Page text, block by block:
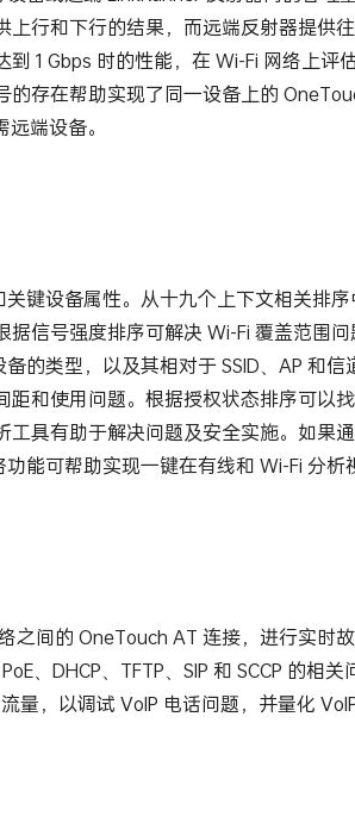
上行和下行的结果，而远端反射器提供
到 1 Gbps 时的性能，在 Wi-Fi 网络上评
的存在帮助实现了同一设备上的
端设备。
关键设备属性。从十九个上下文相关排
据信号强度排序可解决 Wi-Fi 覆盖范围
的类型，以及其相对于 SSID、AP 和
距和使用问题。根据授权状态排序可以
工具有助于解决问题及安全实施。如果
功能可帮助实现一键在有线和 Wi-Fi 分析
之间的 OneTouch AT 连接，进行实时
、DHCP、TFTP、SIP 和 SCCP 的相
流量，以调试 VoIP 电话问题，并量化